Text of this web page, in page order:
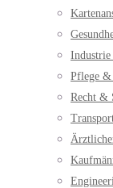
Pflege
Recht &